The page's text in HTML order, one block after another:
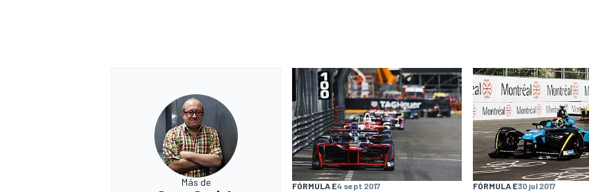
Más de FÓRMULA E4 sept 2017 FÓRMULA E30 jul 2017